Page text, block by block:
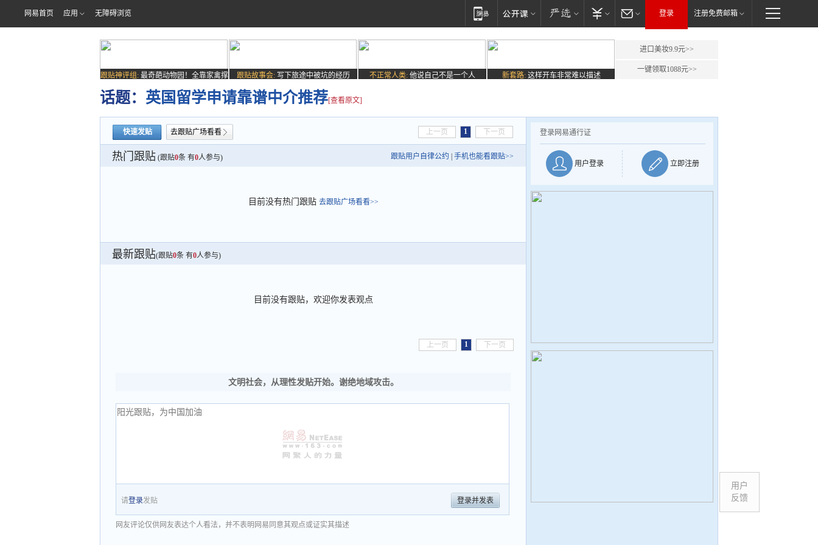
网易首页 应用 无障碍浏览 登录 注册免费邮箱
跟贴神评组: 最奇葩动物园！全靠家禽撑
场子
跟贴故事会: 写下旅途中被坑的经历 不正常人类: 他说自己不是一个人 新套路: 这样开车非常难以描述
进口美妆9.9元>>
一键领取1088元>>
话题： 英国留学申请靠谱中介推荐[查看原文]
快速发贴 去跟贴广场看看 上一页 1 下一页
热门跟贴 (跟贴0条 有0人参与) 跟贴用户自律公约 手机也能看跟贴>>
目前没有热门跟贴 去跟贴广场看看>>
最新跟贴(跟贴0条 有0人参与)
目前没有跟贴，欢迎你发表观点
上一页 1 下一页
文明社会，从理性发贴开始。谢绝地域攻击。
请登录发贴 登录并发表
网友评论仅供网友表达个人看法，并不表明网易同意其观点或证实其描述
登录网易通行证
用户登录 立即注册
用户
反馈